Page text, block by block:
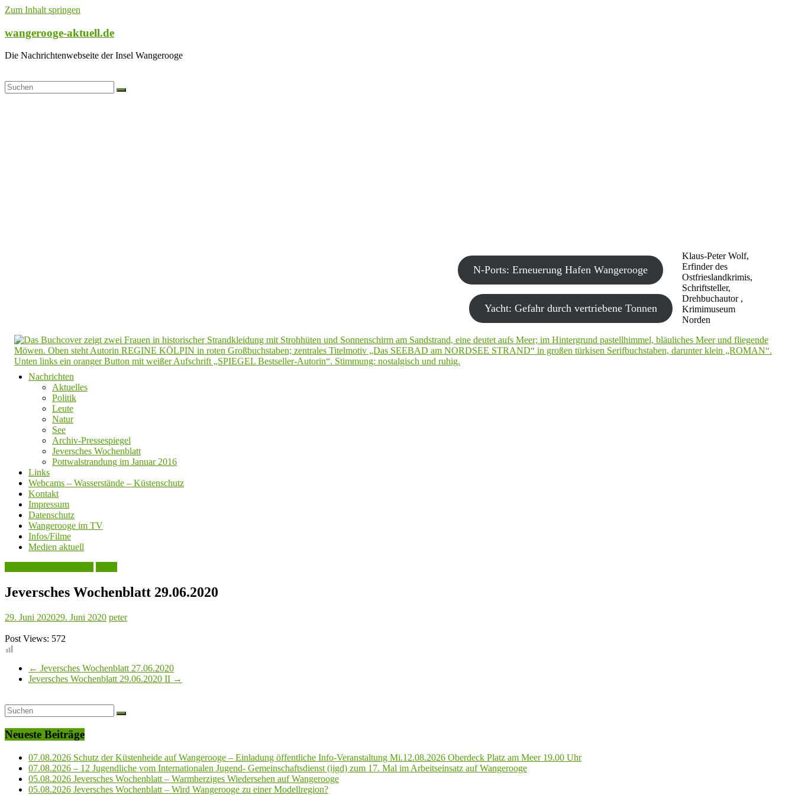
Zum Inhalt springen
wangerooge-aktuell.de
Die Nachrichtenwebseite der Insel Wangerooge
Klaus-Peter Wolf,
Erfinder des
Ostfrieslandkrimis,
Schriftsteller,
Drehbuchautor ,
Krimimuseum
Norden
N-Ports: Erneuerung Hafen Wangerooge
Yacht: Gefahr durch vertriebene Tonnen
Nachrichten
Aktuelles
Politik
Leute
Natur
See
Archiv-Pressespiegel
Jeversches Wochenblatt
Pottwalstrandung im Januar 2016
Links
Webcams – Wasserstände – Küstenschutz
Kontakt
Impressum
Datenschutz
Wangerooge im TV
Infos/Filme
Medien aktuell
Jeversches Wochenblatt 29.06.2020
29. Juni 202029. Juni 2020 peter
Post Views: 572
← Jeversches Wochenblatt 27.06.2020
Jeversches Wochenblatt 29.06.2020 II →
Neueste Beiträge
07.08.2026 Schutz der Küstenheide auf Wangerooge – Einladung öffentliche Info-Veranstaltung Mi.12.08.2026 Oberdeck Platz am Meer 19.00 Uhr
07.08.2026 – 12 Jugendliche vom Internationalen Jugend- Gemeinschaftsdienst (ijgd) zum 17. Mal im Arbeitseinsatz auf Wangerooge
05.08.2026 Jeversches Wochenblatt – Warmherziges Wiedersehen auf Wangerooge
05.08.2026 Jeversches Wochenblatt – Wird Wangerooge zu einer Modellregion?